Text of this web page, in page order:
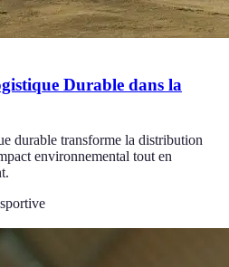
Durable dans la
durable transforme la distribution
environnemental tout en